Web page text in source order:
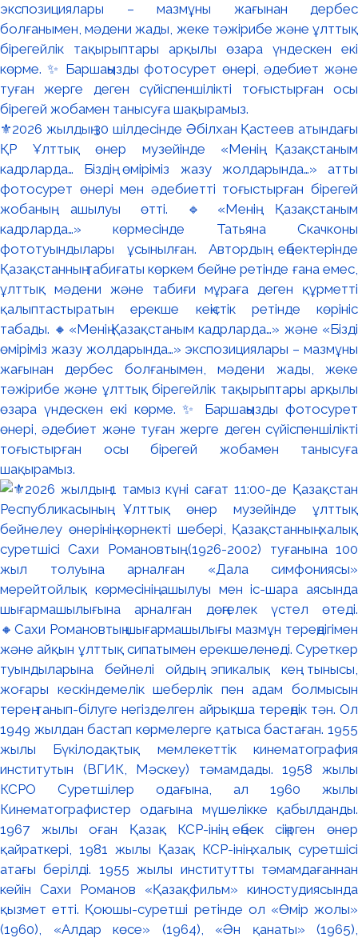
⚜️2026 жылдың 30 шілдесінде Әбілхан Қастеев атындағы
ҚР Ұлттық өнер музейінде «Менің Қазақстаным
кадрларда… Біздің өміріміз жазу жолдарында…» атты
фотосурет өнері мен әдебиетті тоғыстырған бірегей
жобаның ашылуы өтті. 🔹«Менің Қазақстаным
кадрларда…» көрмесінде Татьяна Скачконың
фототуындылары ұсынылған. Автордың еңбектерінде
Қазақстанның табиғаты көркем бейне ретінде ғана емес,
ұлттық мәдени және табиғи мұраға деген құрметті
қалыптастыратын ерекше кеңістік ретінде көрініс
табады. 🔸«Менің Қазақстаным кадрларда…» және «Біздің
өміріміз жазу жолдарында…» экспозициялары – мазмұны
жағынан дербес болғанымен, мәдени жады, жеке
тәжірибе және ұлттық бірегейлік тақырыптары арқылы
өзара үндескен екі көрме. ✨ Баршаңызды фотосурет
өнері, әдебиет және туған жерге деген сүйіспеншілікті
тоғыстырған осы бірегей жобамен танысуға
шақырамыз.